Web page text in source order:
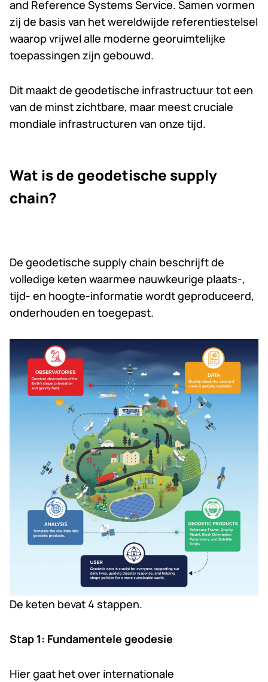
and Reference Systems Service. Samen vormen
zij de basis van het wereldwijde referentiestelsel
waarop vrijwel alle moderne georuimtelijke
toepassingen zijn gebouwd.
Dit maakt de geodetische infrastructuur tot een
van de minst zichtbare, maar meest cruciale
mondiale infrastructuren van onze tijd.
Wat is de geodetische supply
chain?
De geodetische supply chain beschrijft de
volledige keten waarmee nauwkeurige plaats-,
tijd- en hoogte-informatie wordt geproduceerd,
onderhouden en toegepast.
De keten bevat 4 stappen.
Stap 1: Fundamentele geodesie
Hier gaat het over internationale